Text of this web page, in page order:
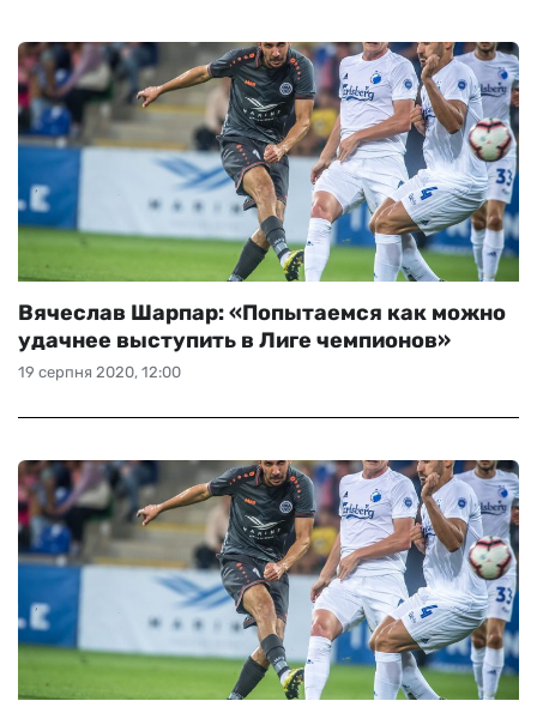
19 серпня 2020, 12:00
Вячеслав Шарпар: «Попытаемся как можно
удачнее выступить в Лиге чемпионов»